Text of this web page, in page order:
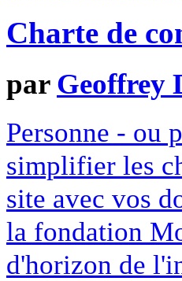
Charte de
par Geoffrey
Personne - ou
simplifier les
site avec vos
la fondation
d'horizon de